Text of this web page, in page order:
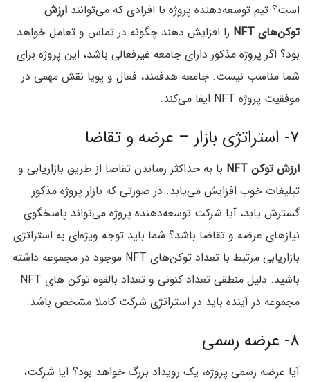
است؟ تیم توسعه‌دهنده پروژه با افرادی که می‌توانند ارزش
توکن‌های NFT
را افزایش دهند چگونه در تماس و تعامل خواهد
بود؟ اگر پروژه مذکور دارای جامعه غیرفعالی باشد، این پروژه برای
شما مناسب نیست. جامعه هدفمند، فعال و پویا نقش مهمی در
موفقیت پروژه NFT ایفا می‌کند.
۷- استراتژی بازار – عرضه و تقاضا
ارزش توکن NFT
با به حداکثر رساندن تقاضا از طریق بازاریابی و
تبلیغات خوب افزایش می‌یابد. در صورتی که بازار پروژه مذکور
گسترش یابد، آیا شرکت توسعه‌دهنده پروژه می‌تواند پاسخگوی
نیازهای عرضه و تقاضا باشد؟ شما باید توجه ویژه‌ای به استراتژی
بازاریابی مرتبط با تعداد توکن‌های NFT موجود در مجموعه داشته
باشید. دلیل منطقی تعداد کنونی و تعداد بالقوه توکن های NFT
مجموعه در آینده باید در استراتژی شرکت کاملا مشخص باشد.
۸- عرضه رسمی
آیا عرضه رسمی پروژه، یک رویداد بزرگ خواهد بود؟ آیا شرکت،‌